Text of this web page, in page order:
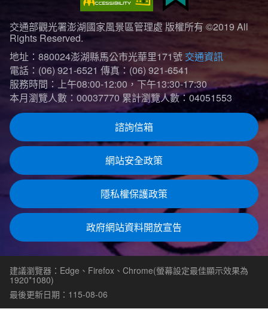
交通部觀光署澎湖國家風景區管理處 版權所有 ©2019 All
Rights Reserved.
地址：880024澎湖縣馬公市光華里171號 交通資訊
電話：(06) 921-6521 傳真：(06) 921-6541
服務時間：上午08:00-12:00，下午13:30-17:30
本月瀏覽人數：00037770 累計瀏覽人數：04051553
諮詢信箱
網站安全政策
隱私權保護政策
政府網站資料開放宣告
建議瀏覽器：Edge、Firefox、Chrome(螢幕設定最佳顯示效果為
1920*1080)
最後更新日期：115-08-06